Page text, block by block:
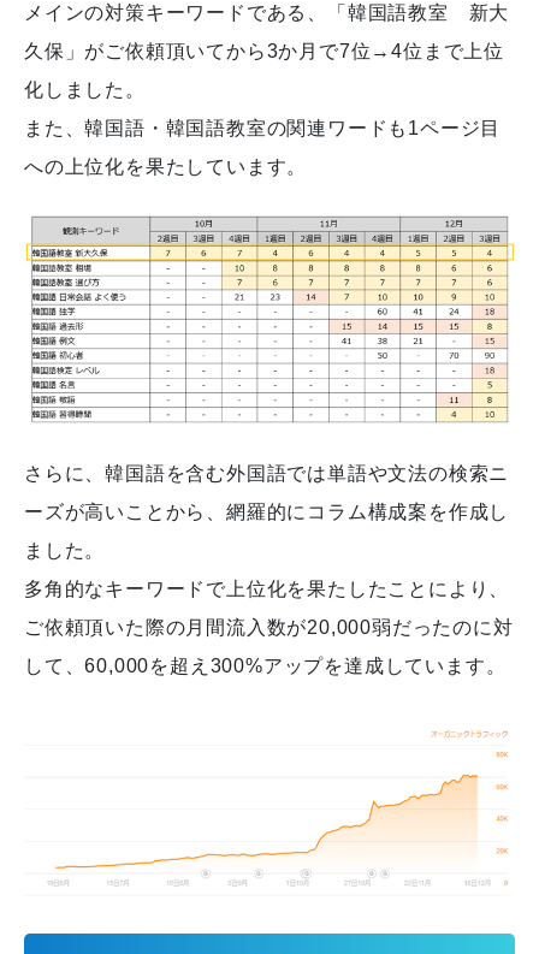
メインの対策キーワードである、「韓国語教室 新大
久保」がご依頼頂いてから3か月で7位→4位まで上位
化しました。
また、韓国語・韓国語教室の関連ワードも1ページ目
への上位化を果たしています。
さらに、韓国語を含む外国語では単語や文法の検索ニ
ーズが高いことから、網羅的にコラム構成案を作成し
ました。
多角的なキーワードで上位化を果たしたことにより、
ご依頼頂いた際の月間流入数が20,000弱だったのに対
して、60,000を超え300%アップを達成しています。